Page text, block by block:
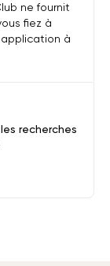
recherches
ne fournit
fiez à
à